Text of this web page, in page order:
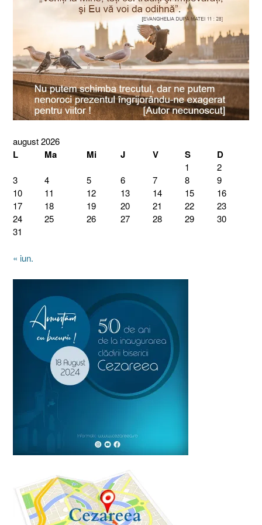
august 2026
L Ma Mi J V S D
1
2
3
4 5 6 7 8
9
10
11 12 13 14 15
16
17
18 19 20 21 22
23
24
25 26 27 28 29
30
31
« iun.